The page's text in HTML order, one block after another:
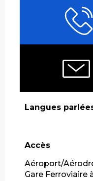
Langues
Langues
Accès
Accès
Aéroport/
Gare Ferroviaire